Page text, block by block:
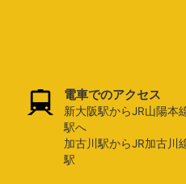
電車でのアクセス
新大阪駅からJR山陽本
駅へ
加古川駅からJR加古川
駅